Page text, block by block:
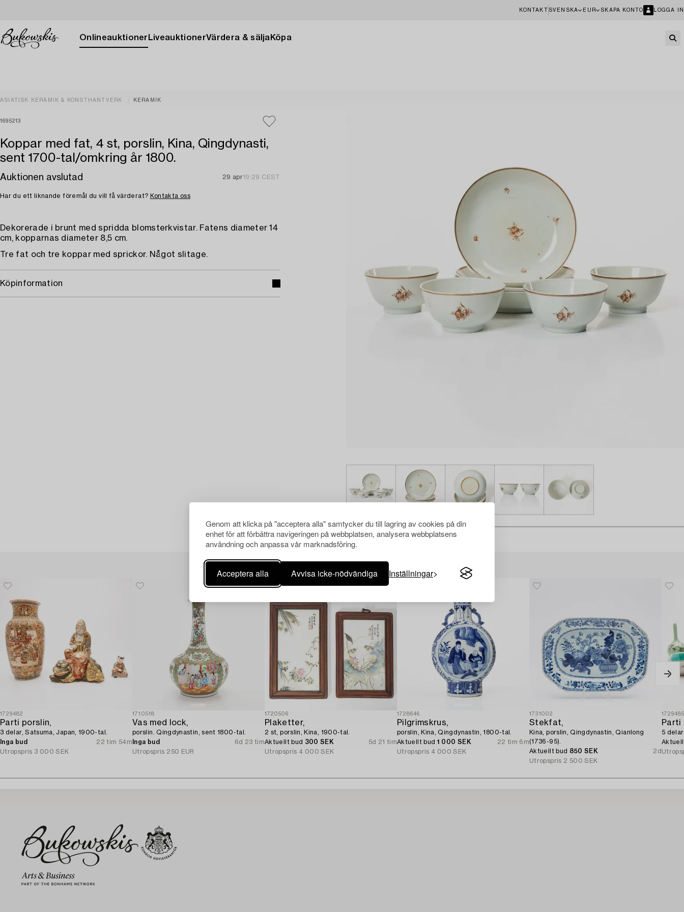
Genom att klicka på "acceptera alla" samtycker du till lagring av cookies på din
enhet för att förbättra navigeringen på webbplatsen, analysera webbplatsens
användning och anpassa vår marknadsföring.
Acceptera alla Avvisa icke-nödvändiga Inställningar
KONTAKT SVENSKA EUR SKAPA KONTO LOGGA IN
Onlineauktioner LiveauktionerVärdera & sälja Köpa
ASIATISK KERAMIK & KONSTHANTVERK KERAMIK
1695213
Koppar med fat, 4 st, porslin, Kina, Qingdynasti,
sent 1700-tal/omkring år 1800.
Auktionen avslutad 29 apr19:29 CEST
Har du ett liknande föremål du vill få värderat? Kontakta oss
Dekorerade i brunt med spridda blomsterkvistar. Fatens diameter 14
cm, kopparnas diameter 8,5 cm.
Tre fat och tre koppar med sprickor. Något slitage.
Köpinformation
Andra har även tittat på
1729482
Parti porslin,
3 delar, Satsuma, Japan, 1900-tal.
Inga bud
22 tim 54m
Utropspris 3 000 SEK
1710518
Vas med lock,
porslin. Qingdynastin, sent 1800-tal.
Inga bud
6d 23 tim
Utropspris 250 EUR
1720506
Plaketter,
2 st, porslin, Kina, 1900-tal.
Aktuellt bud 300 SEK
5d 21 tim
Utropspris 4 000 SEK
1728646
Pilgrimskrus,
porslin, Kina, Qingdynastin, 1800-tal.
Aktuellt bud 1 000 SEK
22 tim 6m
Utropspris 4 000 SEK
1731002
Stekfat,
Kina, porslin, Qingdynastin, Qianlong
(1736-95).
Aktuellt bud 850 SEK
2d
Utropspris 2 500 SEK
Parti
5